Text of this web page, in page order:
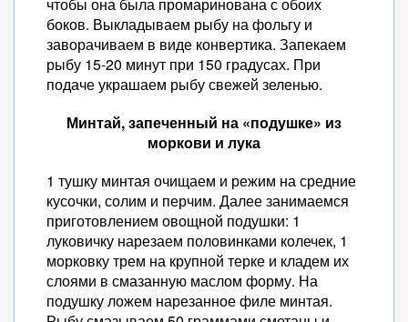
боков. Выкладываем рыбу на фольгу и
заворачиваем в виде конвертика. Запекаем
рыбу 15-20 минут при 150 градусах. При
подаче украшаем рыбу свежей зеленью.
Минтай, запеченный на «подушке» из
моркови и лука
1 тушку минтая очищаем и режим на средние
кусочки, солим и перчим. Далее занимаемся
приготовлением овощной подушки: 1
луковичку нарезаем половинками колечек, 1
морковку трем на крупной терке и кладем их
слоями в смазанную маслом форму. На
подушку ложем нарезанное филе минтая.